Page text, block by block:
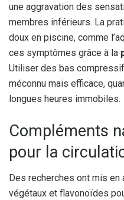
une aggravation des
membres inférieurs. La
doux en piscine, comme
ces symptômes grâce à la
Utiliser des bas
méconnu mais efficace,
longues heures immobiles.
Compléments
pour la
Des recherches ont mis
végétaux et flavonoïdes